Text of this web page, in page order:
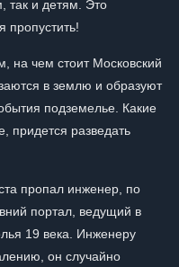
так и детям. Это
пропустить!
на чем стоит Московский
в землю и образуют
подземелье. Какие
придется разведать
пропал инженер, по
портал, ведущий в
19 века. Инженеру
он случайно